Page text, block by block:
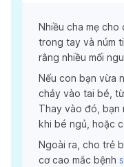
Nhiều cha mẹ
trong tay và núm
rằng nhiều mối
Nếu con bạn vừa
chảy vào tai bé,
Thay vào đó, bạn
khi bé ngủ, hoặc
Ngoài ra, cho trẻ
cơ cao mắc bệnh